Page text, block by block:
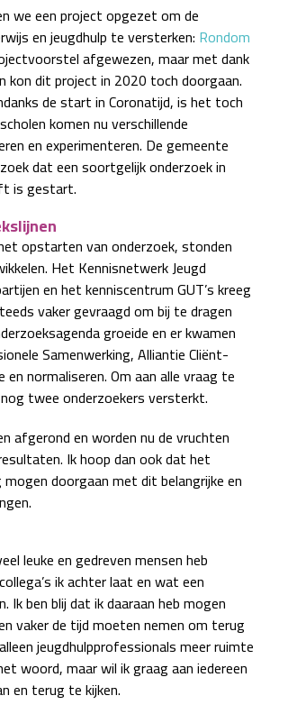
we een project opgezet om de
en jeugdhulp te versterken: Rondom
afgewezen, maar met dank
kon dit project in 2020 toch doorgaan.
de start in Coronatijd, is het toch
komen nu verschillende
en experimenteren. De gemeente
dat een soortgelijk onderzoek in
is gestart.
opstarten van onderzoek, stonden
Het Kennisnetwerk Jeugd
en het kenniscentrum GUT’s kreeg
vaker gevraagd om bij te dragen
groeide en er kwamen
Samenwerking, Alliantie Cliënt-
normaliseren. Om aan alle vraag te
twee onderzoekers versterkt.
afgerond en worden nu de vruchten
Ik hoop dan ook dat het
doorgaan met dit belangrijke en
leuke en gedreven mensen heb
ik achter laat en wat een
ben blij dat ik daaraan heb mogen
vaker de tijd moeten nemen om terug
jeugdhulpprofessionals meer ruimte
woord, maar wil ik graag aan iedereen
en terug te kijken.